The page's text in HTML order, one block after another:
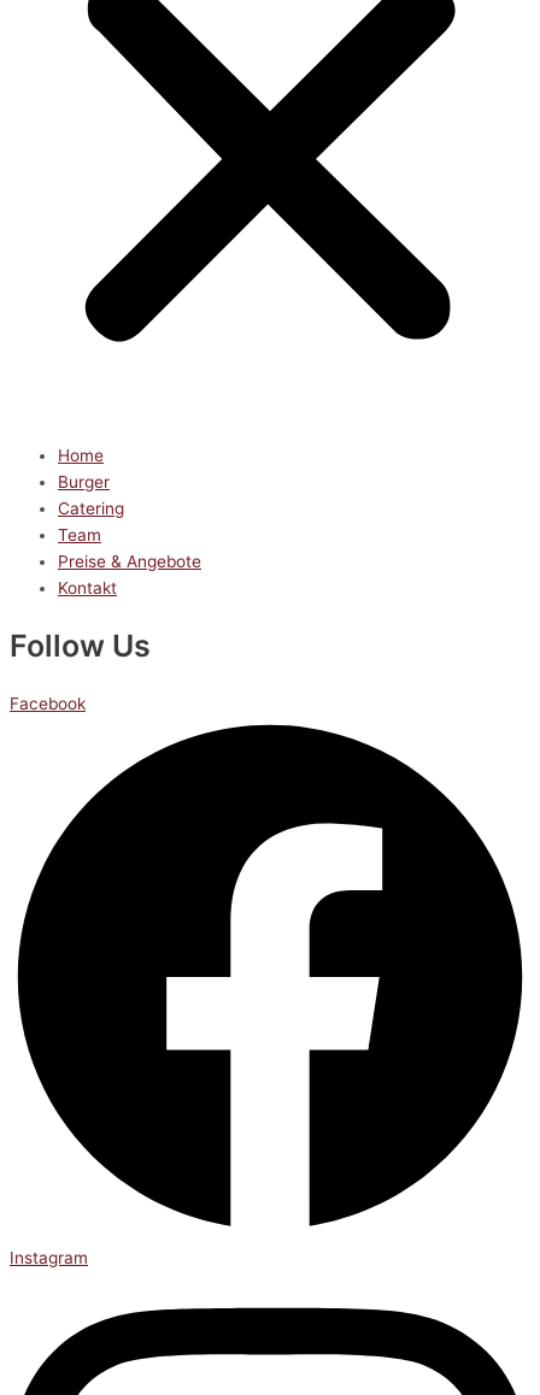
Home
Burger
Catering
Team
Preise & Angebote
Kontakt
Follow Us
Facebook
Instagram